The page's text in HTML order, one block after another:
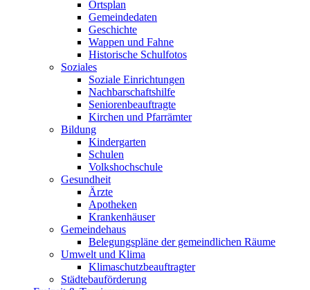
Ortsplan
Gemeindedaten
Geschichte
Wappen und Fahne
Historische Schulfotos
Soziales
Soziale Einrichtungen
Nachbarschaftshilfe
Seniorenbeauftragte
Kirchen und Pfarrämter
Bildung
Kindergarten
Schulen
Volkshochschule
Gesundheit
Ärzte
Apotheken
Krankenhäuser
Gemeindehaus
Belegungspläne der gemeindlichen Räume
Umwelt und Klima
Klimaschutzbeauftragter
Städtebauförderung